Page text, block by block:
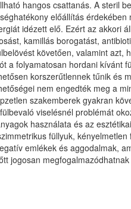
hangos csattanás. A steril
előállítás érdekében
idézett elő. Ezért az akkori
kamillás borogatást,
követően, valamint azt,
a folyamatosan hordani kívánt
korszerűtlennek tűnik és
nem engedték meg a
szakemberek gyakran
viselésnél problémát
használata és az
füllyuk,
emlékek és aggodalmak,
jogosan